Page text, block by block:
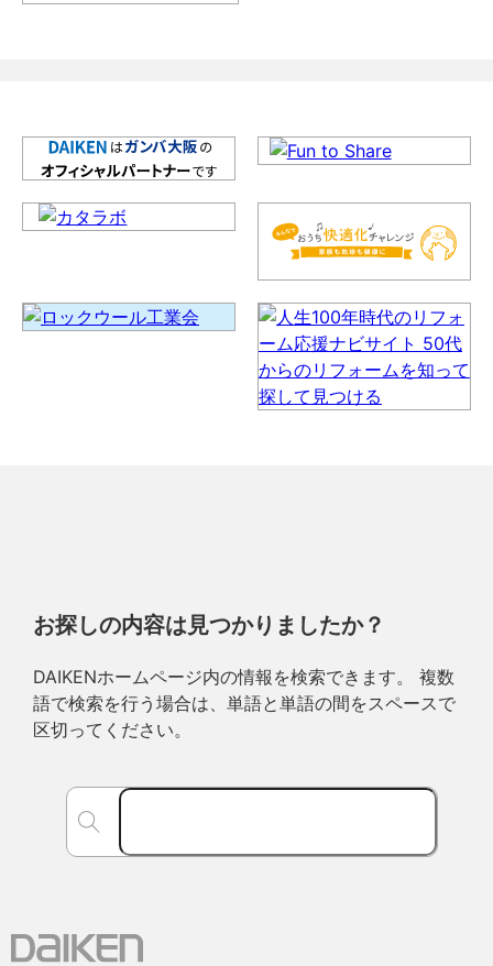
お探しの内容は見つかりましたか？
DAIKENホームページ内の情報を検索できます。 複数
語で検索を行う場合は、単語と単語の間をスペースで
区切ってください。